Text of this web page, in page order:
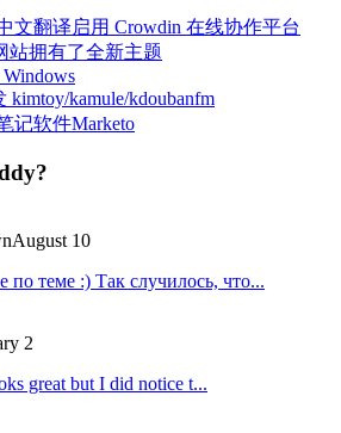
文翻译启用 Crowdin 在线协作平台
站拥有了全新主题
kimtoy/kamule/kdoubanfm
记软件Marketo
August 10
по теме :) Так случилось, что...
2
great but I did notice t...